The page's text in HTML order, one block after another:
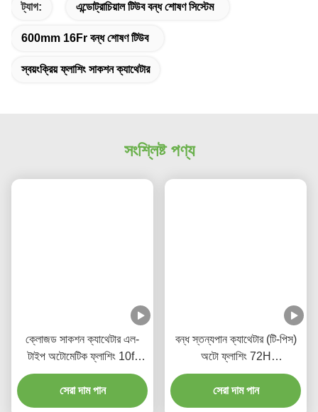
ক্লোজড সাকশন ক্যাথেটার এল-
টাইপ অটোমেটিক ফ্লাশিং 10fr
বন্ধ স্তন্যপান ক্যাথেটার (টি-পিস)